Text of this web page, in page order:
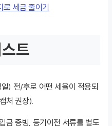
로 세금 줄이기
트
) 전/후로 어떤 세율이 적용되
처 권장).
금 증빙, 등기이전 서류를 별도